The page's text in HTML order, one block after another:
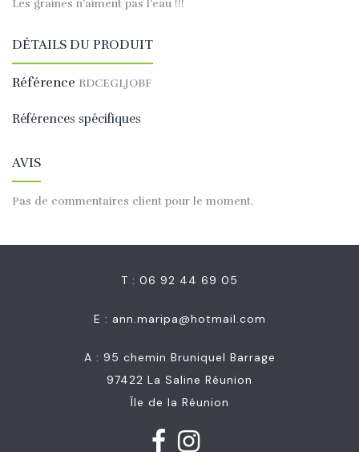
Les graines n’aiment pas l’eau !!!
DÉTAILS DU PRODUIT
Référence RDCEGLJOBF
Références spécifiques
AVIS
Pas de commentaires client pour le moment.
T : 06 92 44 69 05
E : ann.maripa@hotmail.com
A : 95 chemin Bruniquel Barrage
97422 La Saline Réunion
Île de la Réunion